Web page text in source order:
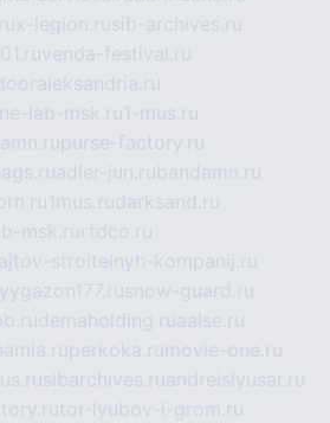
x-legion.rusib-archives.ru
venda-festival.ru
lab-msk.ru1-mus.ru
purse-factory.ru
adler-jun.rubandamn.ru
1mus.rudarksand.ru
msk.ru rtdco.ru
stroitelnyh-kompanij.ru
snow-guard.ru
demaholding.ruaalse.ru
perkoka.ru movie-one.ru
sibarchives.ruandreislyusar.ru
tor-lyubov-i-grom.ru